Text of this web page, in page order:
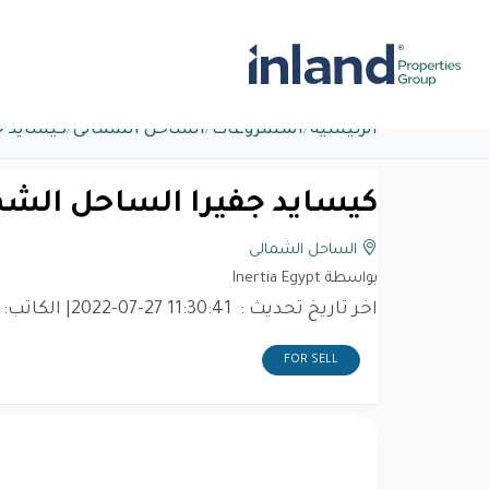
الرئيسية/المشروعات /الساحل الشمالى/كيسايد
كيسايد جفيرا الساحل الشمالي فيلا
الساحل الشمالى
بواسطة Inertia Egypt
اخر تاريخ تحديث : 2022-07-27 11:30:41 | الكاتب:
FOR SELL